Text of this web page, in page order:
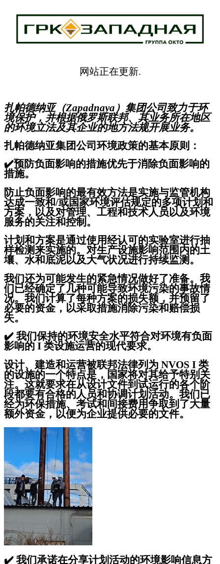
网站正在更新.
扎帕德纳亚（Zapadnaya）集团公司致力于环
境保护，并根据俄罗斯联邦、其业务所在地区
的环境立法及其企业的地方法规开展业务。
扎帕德纳亚集团公司环境政策的基本原则：
✔️预防负面影响的措施优先于消除负面影响的
措施。
防止负面影响的最有效方法是实施与监管机构
达成一致和/或国家环境评估规定的多项计划和
方案，以及对管理、工程和技术人员以及环境
服务的关注和控制。
计划和方案是通过使用经认可的实验室进行抽
样检测来实施的。对生产设施影响范围内的土
壤、水和底泥以及大气状况进行持续监测。
我们还为可能发生的紧急情况做好了准备。我
们已经确定了几种可能导致环境污染的事故情
况。我们计算了每种方案的损失额，并预留了
必要的资金，以采取措施消除污染和赔偿损
失。
✔️ 我们保持的环境安全水平符合对环境有负面
影响的 I 类设施运营的现代要求。
设计、建造和运营被联邦法律列为 NVOS I 类
的设施的一个特点是，国家将对其给予特别关
注。这就要求在从设计文件到试运行的各个阶
段都要有合格的人员和协调计划活动。我们已
经为环保措施、考试和间接费用争取到了大量
额外资金，以便为企业提供必要的文件。
✔️ 我们承诺在分享计划活动的环境影响信息方